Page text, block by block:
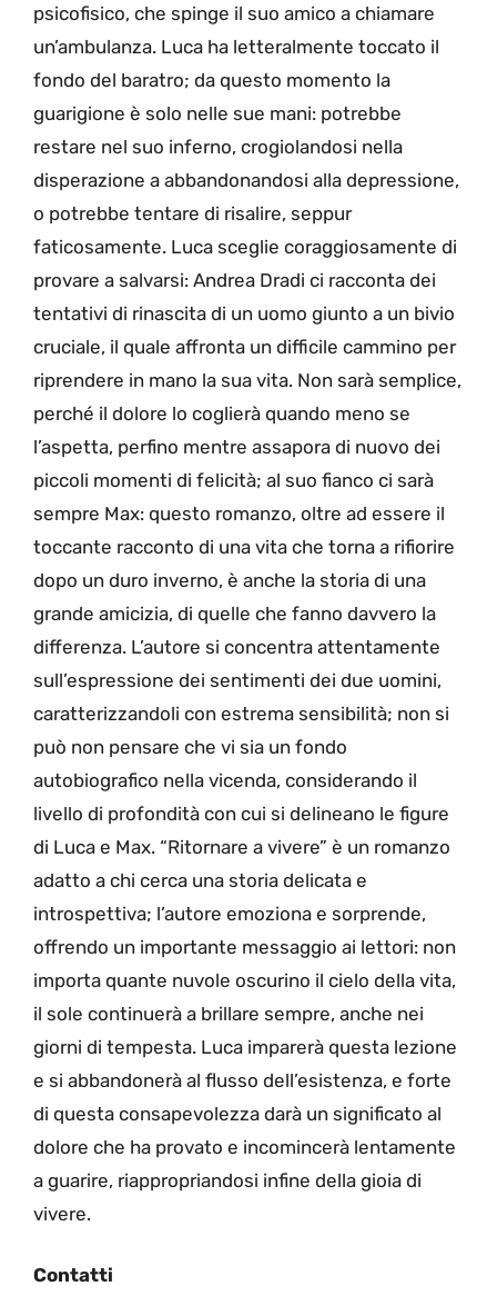
psicofisico, che spinge il suo amico a chiamare
un’ambulanza. Luca ha letteralmente toccato il
fondo del baratro; da questo momento la
guarigione è solo nelle sue mani: potrebbe
restare nel suo inferno, crogiolandosi nella
disperazione a abbandonandosi alla depressione,
o potrebbe tentare di risalire, seppur
faticosamente. Luca sceglie coraggiosamente di
provare a salvarsi: Andrea Dradi ci racconta dei
tentativi di rinascita di un uomo giunto a un bivio
cruciale, il quale affronta un difficile cammino per
riprendere in mano la sua vita. Non sarà semplice,
perché il dolore lo coglierà quando meno se
l’aspetta, perfino mentre assapora di nuovo dei
piccoli momenti di felicità; al suo fianco ci sarà
sempre Max: questo romanzo, oltre ad essere il
toccante racconto di una vita che torna a rifiorire
dopo un duro inverno, è anche la storia di una
grande amicizia, di quelle che fanno davvero la
differenza. L’autore si concentra attentamente
sull’espressione dei sentimenti dei due uomini,
caratterizzandoli con estrema sensibilità; non si
può non pensare che vi sia un fondo
autobiografico nella vicenda, considerando il
livello di profondità con cui si delineano le figure
di Luca e Max. “Ritornare a vivere” è un romanzo
adatto a chi cerca una storia delicata e
introspettiva; l’autore emoziona e sorprende,
offrendo un importante messaggio ai lettori: non
importa quante nuvole oscurino il cielo della vita,
il sole continuerà a brillare sempre, anche nei
giorni di tempesta. Luca imparerà questa lezione
e si abbandonerà al flusso dell’esistenza, e forte
di questa consapevolezza darà un significato al
dolore che ha provato e incomincerà lentamente
a guarire, riappropriandosi infine della gioia di
vivere.
Contatti